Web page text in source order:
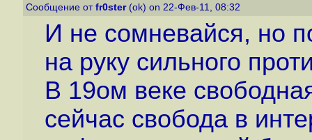
Сообщение от fr0ster(ok) on 22-Фев-11, 08:32
И не сомневайся, но
на руку сильного
В 19ом веке
сейчас свобода в